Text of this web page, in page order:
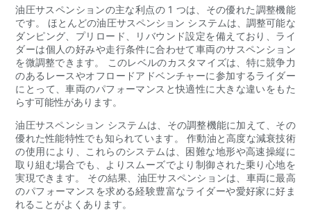
油圧サスペンションの主な利点の 1 つは、その優れた調整機能
です。 ほとんどの油圧サスペンション システムは、調整可能な
ダンピング、プリロード、リバウンド設定を備えており、ライ
ダーは個人の好みや走行条件に合わせて車両のサスペンション
を微調整できます。 このレベルのカスタマイズは、特に競争力
のあるレースやオフロードアドベンチャーに参加するライダー
にとって、車両のパフォーマンスと快適性に大きな違いをもた
らす可能性があります。
油圧サスペンション システムは、その調整機能に加えて、その
優れた性能特性でも知られています。 作動油と高度な減衰技術
の使用により、これらのシステムは、困難な地形や高速操縦に
取り組む場合でも、よりスムーズでより制御された乗り心地を
実現できます。 その結果、油圧サスペンションは、車両に最高
のパフォーマンスを求める経験豊富なライダーや愛好家に好ま
れることがよくあります。